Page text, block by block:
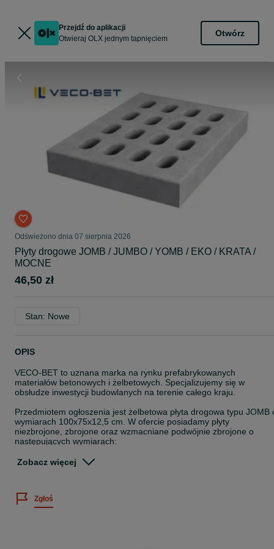
Przejdź do aplikacji
Otwieraj OLX jednym tapnięciem
Otwórz
Odświeżono dnia 07 sierpnia 2026
Płyty drogowe JOMB / JUMBO / YOMB / EKO / KRATA /
MOCNE
46,50 zł
Stan: Nowe
OPIS
VECO-BET to uznana marka na rynku prefabrykowanych
materiałów betonowych i żelbetowych. Specjalizujemy się w
obsłudze inwestycji budowlanych na terenie całego kraju.
Przedmiotem ogłoszenia jest żelbetowa płyta drogowa typu JOMB
wymiarach 100x75x12,5 cm. W ofercie posiadamy płyty
niezbrojone, zbrojone oraz wzmacniane podwójnie zbrojone o
następujących wymiarach:
- 100x75x12,5 cm
- 175x100x15 cm
- inne na zamówienie
Zobacz więcej
Zgłoś